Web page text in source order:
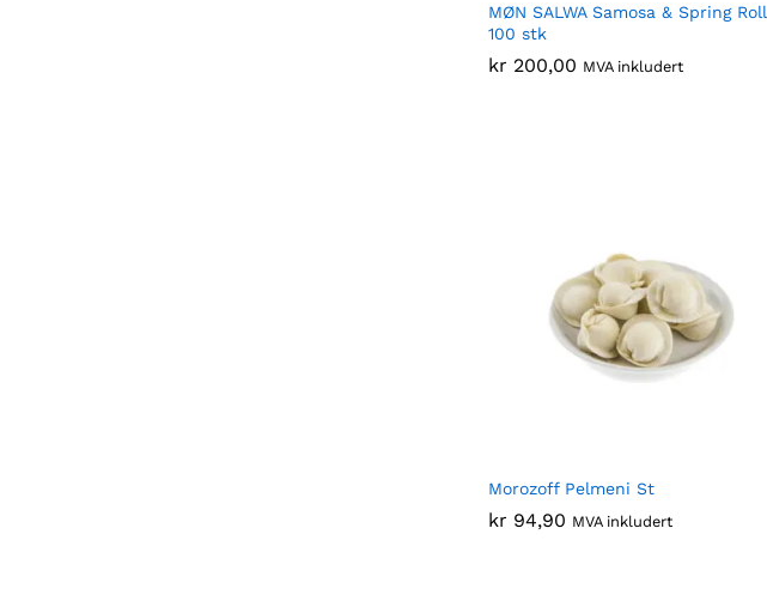
MØN SALWA Samosa & Spring Roll
100 stk
kr 200,00 MVA inkludert
kr 200,00
Morozoff Pelmeni St
kr 94,90 MVA inkludert
kr 94,90